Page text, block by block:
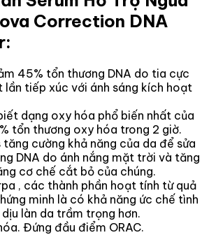
Correction DNA
45% tổn thương DNA do tia cực
lần tiếp xúc với ánh sáng kích hoạt
dạng oxy hóa phổ biến nhất của
tổn thương oxy hóa trong 2 giờ.
cường khả năng của da để sửa
DNA do ánh nắng mặt trời và tăng
cơ chế cắt bỏ của chúng.
, các thành phần hoạt tính từ quả
minh là có khả năng ức chế tình
làn da trầm trọng hơn.
Đứng đầu điểm ORAC.